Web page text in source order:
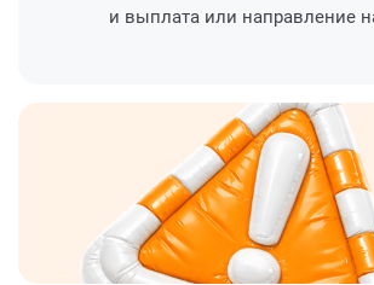
и выплата или направление